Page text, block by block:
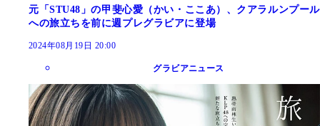
元「STU48」の甲斐心愛（かい・ここあ）、クアラルンプール
への旅立ちを前に週プレグラビアに登場
2024年08月19日 20:00
グラビアニュース